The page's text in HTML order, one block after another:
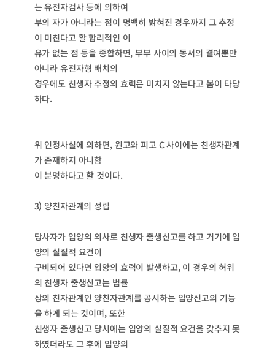
는 유전자검사 등에 의하여
부의 자가 아니라는 점이 명백히 밝혀진 경우까지 그 추정
이 미친다고 할 합리적인 이
유가 없는 점 등을 종합하면, 부부 사이의 동서의 결여뿐만
아니라 유전자형 배치의
경우에도 친생자 추정의 효력은 미치지 않는다고 봄이 타당
하다.
위 인정사실에 의하면, 원고와 피고 C 사이에는 친생자관계
가 존재하지 아니함
이 분명하다고 할 것이다.
3) 양친자관계의 성립
당사자가 입양의 의사로 친생자 출생신고를 하고 거기에 입
양의 실질적 요건이
구비되어 있다면 입양의 효력이 발생하고, 이 경우의 허위
의 친생자 출생신고는 법률
상의 친자관계인 양친자관계를 공시하는 입양신고의 기능
을 하게 되는 것이며, 또한
친생자 출생신고 당시에는 입양의 실질적 요건을 갖추지 못
하였더라도 그 후에 입양의